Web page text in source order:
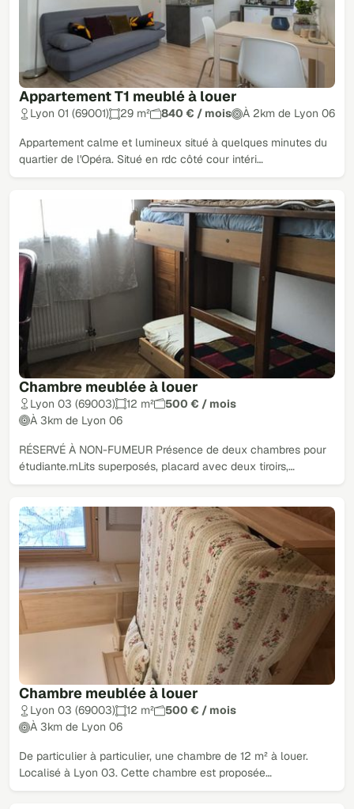
Appartement T1 meublé à louer
Lyon 01 (69001) 29 m² 840 € / mois À 2km de Lyon 06
Appartement calme et lumineux situé à quelques minutes du
quartier de l'Opéra. Situé en rdc côté cour intéri…
Chambre meublée à louer
Lyon 03 (69003) 12 m²
500 € / mois
À 3km de Lyon 06
RÉSERVÉ À NON-FUMEUR Présence de deux chambres pour
étudiante.rnLits superposés, placard avec deux tiroirs,…
Chambre meublée à louer
Lyon 03 (69003) 12 m²
500 € / mois
À 3km de Lyon 06
De particulier à particulier, une chambre de 12 m² à louer.
Localisé à Lyon 03. Cette chambre est proposée…